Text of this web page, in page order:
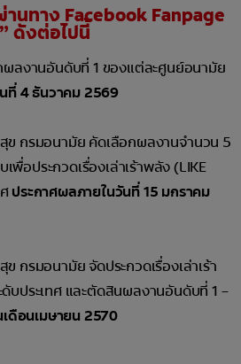
นทาง Facebook Fanpage
ดังต่อไปนี้
ลงานอันดับที่ 1 ของแต่ละศูนย์อนามัย
ที่ 4 ธันวาคม 2569
กรมอนามัย คัดเลือกผลงานจำนวน 5
เพื่อประกวดเรื่องเล่าเร้าพลัง (LIKE
ประกาศผลภายในวันที่ 15 มกราคม
กรมอนามัย จัดประกวดเรื่องเล่าเร้า
บประเทศ และตัดสินผลงานอันดับที่ 1 –
ดือนเมษายน 2570